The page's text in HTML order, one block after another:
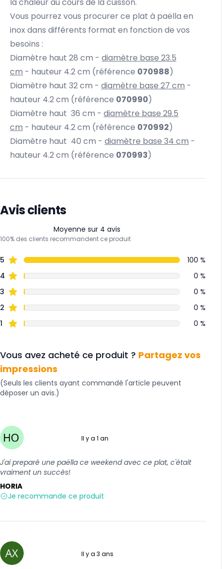
Vous pourrez vous procurer ce plat à paëlla en
inox dans différents format en fonction de vos
besoins :
Diamètre haut 28 cm - diamètre base 23.5
cm - hauteur 4.2 cm (référence 070988)
Diamètre haut 32 cm - diamètre base 27 cm -
hauteur 4.2 cm (référence 070990)
Diamètre haut 36 cm - diamètre base 29.5
cm - hauteur 4.2 cm (référence 070992)
Diamètre haut 40 cm - diamètre base 34 cm -
hauteur 4.2 cm (référence 070993)
Avis clients
Moyenne sur 4 avis
100% des clients recommandent ce produit
5
100 %
4
0 %
3
0 %
2
0 %
1
0 %
Vous avez acheté ce produit ? Partagez vos
impressions
(Seuls les clients ayant commandé l'article peuvent
déposer un avis.)
Il y a 1 an
J'ai preparé une paëlla ce weekend avec ce plat, c'était
vraiment un succès!
HORIA
Je recommande ce produit
Il y a 3 ans